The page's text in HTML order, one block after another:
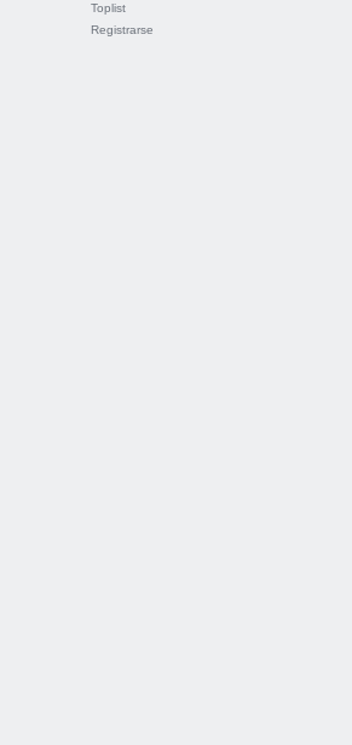
Toplist
Registrarse